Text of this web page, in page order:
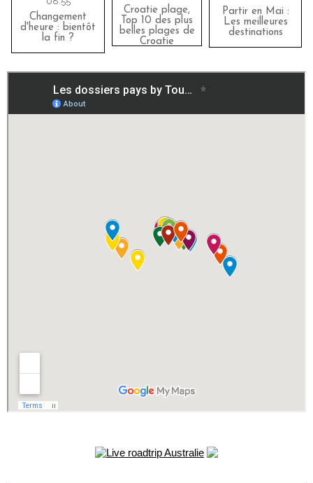
Changement
d'heure : bientôt
la fin ?
Croatie plage,
Top 10 des plus
belles plages de
Croatie
Partir en Mai :
Les meilleures
destinations